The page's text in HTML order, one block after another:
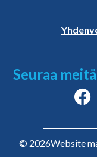
Seuraa meitä
© 2026Website